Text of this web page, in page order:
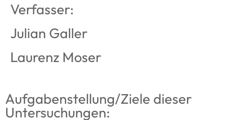
Verfasser:
Julian Galler
Laurenz Moser
Aufgabenstellung/Ziele dieser
Untersuchungen: